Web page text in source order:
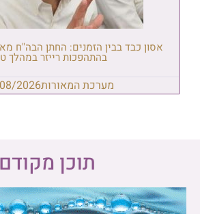
אסון כבד בבין הזמנים: החתן הבה"ח
בהתהפכות רייזר במהלך
מערכת המאורות2026
תוכן מקודם